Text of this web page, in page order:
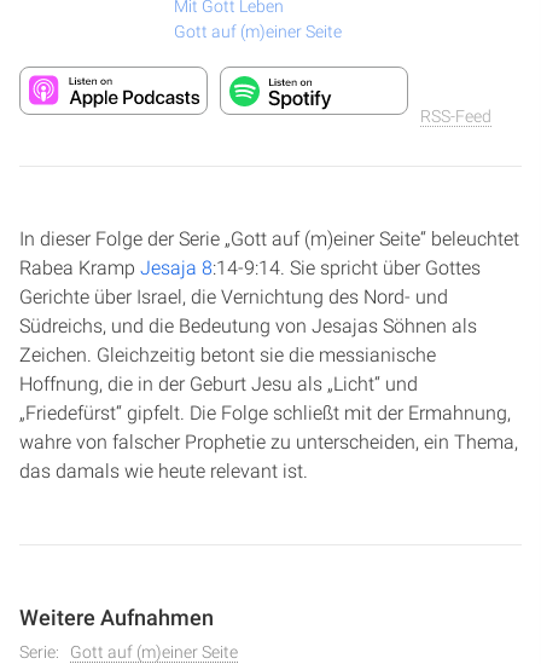
Mit Gott Leben
Gott auf (m)einer Seite
RSS-Feed
In dieser Folge der Serie „Gott auf (m)einer Seite“ beleuchtet
Rabea Kramp Jesaja 8:14-9:14. Sie spricht über Gottes
Gerichte über Israel, die Vernichtung des Nord- und
Südreichs, und die Bedeutung von Jesajas Söhnen als
Zeichen. Gleichzeitig betont sie die messianische
Hoffnung, die in der Geburt Jesu als „Licht“ und
„Friedefürst“ gipfelt. Die Folge schließt mit der Ermahnung,
wahre von falscher Prophetie zu unterscheiden, ein Thema,
das damals wie heute relevant ist.
Weitere Aufnahmen
Serie: Gott auf (m)einer Seite